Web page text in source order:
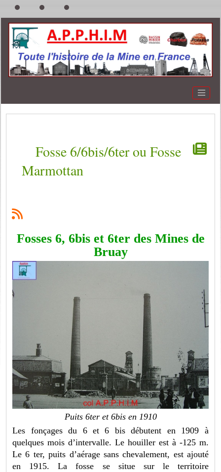
Fosse 6/6bis/6ter ou Fosse
Marmottan
Fosses 6, 6bis et 6ter des Mines de
Bruay
Puits 6ter et 6bis en 1910
Les fonçages du 6 et 6 bis débutent en 1909 à
quelques mois d’intervalle. Le houiller est à -125 m.
Le 6 ter, puits d’aérage sans chevalement, est ajouté
en 1915. La fosse se situe sur le territoire